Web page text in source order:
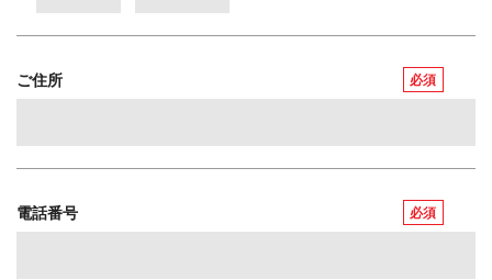
ご住所 必須
電話番号 必須